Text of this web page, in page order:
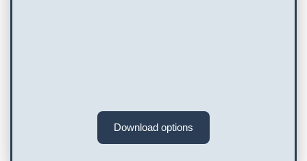
Download options